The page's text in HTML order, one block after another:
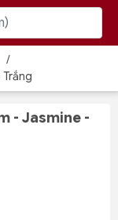
/
- Jasmine -